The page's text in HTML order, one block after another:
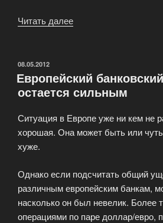
Читать далее
ОПУБЛИКОВАНО
08.05.2012
Европейский
остается сильным
Ситуация в Европе уже ни кем не
хорошая. Она может быть или
хуже.
Однако если подсчитать общий
различным европейским банкам,
насколько он был невелик. Более
операциями по паре доллар/евро,